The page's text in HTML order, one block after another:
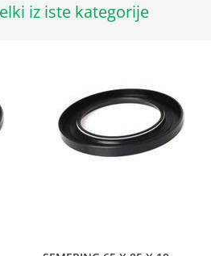
iz iste kategorije